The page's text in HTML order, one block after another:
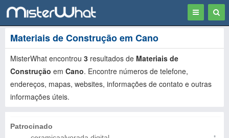
Toggle
navigation
Materiais de Construção em Cano
MisterWhat encontrou 3 resultados de Materiais de
Construção em Cano. Encontre números de telefone,
endereços, mapas, websites, informações de contato e outras
informações úteis.